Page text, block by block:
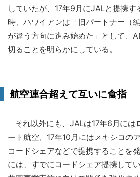
していたが、17年9月にJALと提携す
時、ハワイアンは「旧パートナー（
が違う方向に進み始めた」として、
切ることを明らかにしている。
航空連合超えて互いに食指
それ以外にも、JALは17年6月には
ート航空、17年10月にはメキシコの
コードシェアなどで提携することを
には、すでにコードシェア提携して